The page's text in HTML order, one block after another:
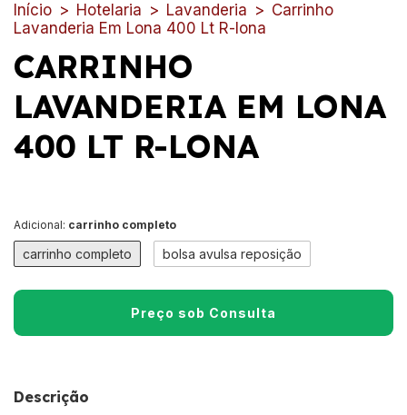
Início > Hotelaria > Lavanderia > Carrinho
Lavanderia Em Lona 400 Lt R-lona
CARRINHO
LAVANDERIA EM LONA
400 LT R-LONA
Adicional: carrinho completo
carrinho completo bolsa avulsa reposição
Descrição